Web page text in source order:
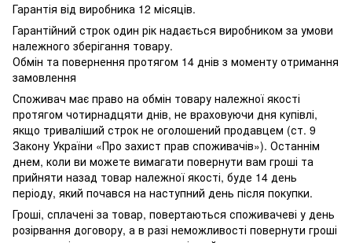
Гарантія від виробника 12 місяців.
Гарантійний строк один рік надається виробником за умови
належного зберігання товару.
Обмін та повернення протягом 14 днів з моменту отримання
замовлення
Споживач має право на обмін товару належної якості
протягом чотирнадцяти днів, не враховуючи дня купівлі,
якщо триваліший строк не оголошений продавцем (ст. 9
Закону України «Про захист прав споживачів»). Останнім
днем, коли ви можете вимагати повернути вам гроші та
прийняти назад товар належної якості, буде 14 день
періоду, який почався на наступний день після покупки.
Гроші, сплачені за товар, повертаються споживачеві у день
розірвання договору, а в разі неможливості повернути гроші